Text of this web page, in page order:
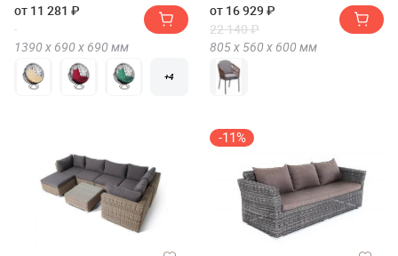
от 11 281 ₽
1390 х 690 х 690 мм
+4
от 16 929 ₽
22 140 ₽
805 х 560 х 600 мм
-11%